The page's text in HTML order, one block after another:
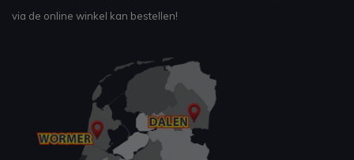
via de online winkel kan bestellen!